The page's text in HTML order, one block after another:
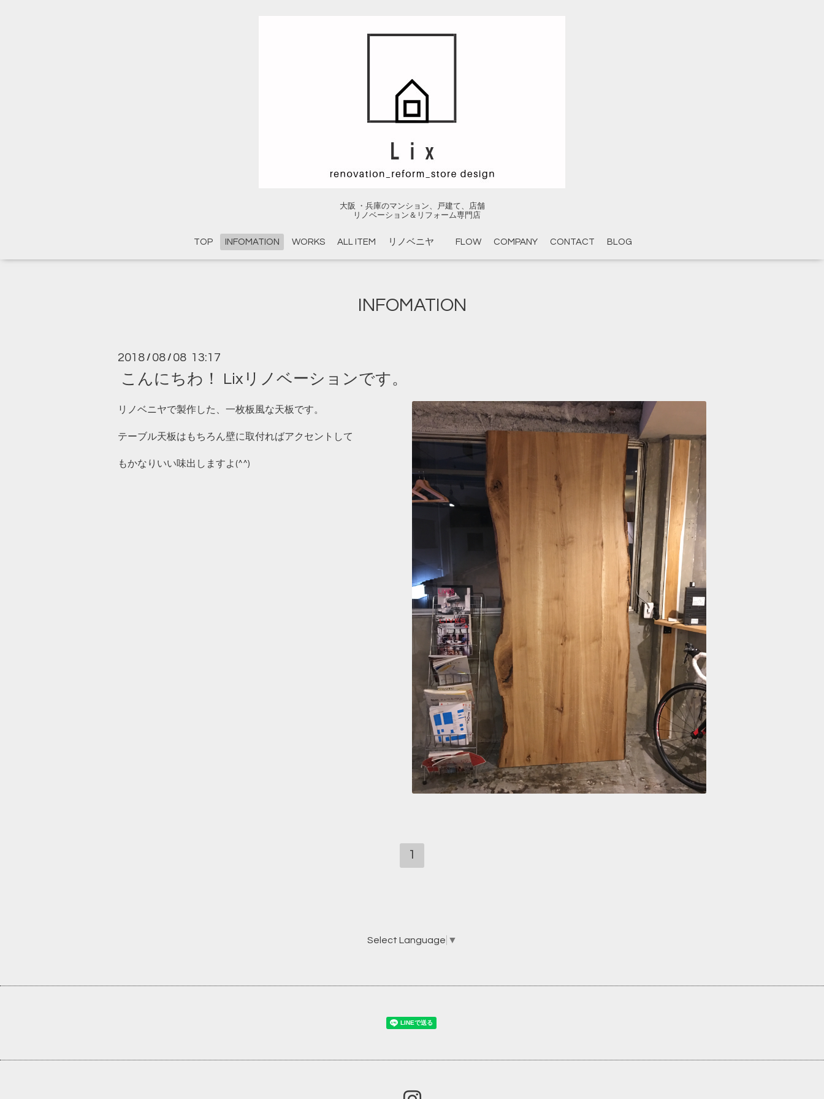
大阪 ・兵庫のマンション、戸建て、店舗
リノベーション＆リフォーム専門店
TOP INFOMATION WORKS ALL ITEM リノベニヤ FLOW COMPANY CONTACT BLOG
INFOMATION
2018 / 08 / 08 13:17
こんにちわ！ Lixリノベーションです。
リノベニヤで製作した、一枚板風な天板です。
テーブル天板はもちろん壁に取付ればアクセントして
もかなりいい味出しますよ(^^)
1
Select Language ▼